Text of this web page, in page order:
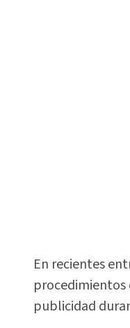
En recientes
procedimientos
publicidad